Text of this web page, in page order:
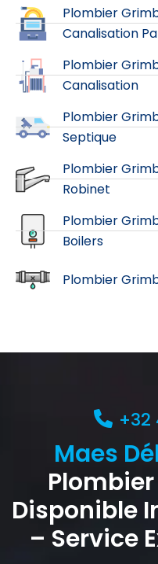
Plombier
Canalisation
Plombier
Canalisation
Plombier
Septique
Plombier
Robinet
Plombier
Boilers
Plombier
+32
Maes
Disponible
– Service